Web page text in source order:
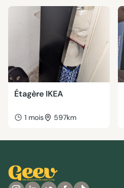
Étagère IKEA
1 mois 597km